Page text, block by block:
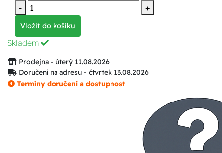
-
+
Vložit do košíku
Skladem
Prodejna - úterý 11.08.2026
Doručení na adresu - čtvrtek 13.08.2026
Termíny doručení a dostupnost